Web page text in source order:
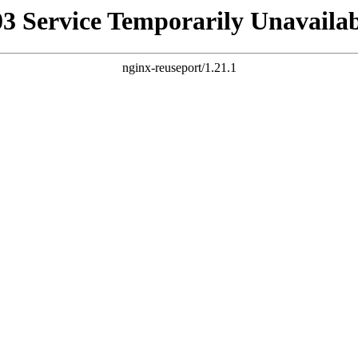
Service Temporarily
nginx-reuseport/1.21.1